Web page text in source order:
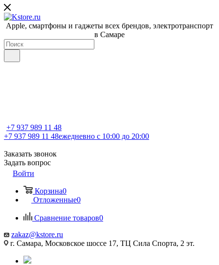
Apple, cмартфоны и гаджеты всех брендов, электротранспорт
в Самаре
+7 937 989 11 48
+7 937 989 11 48ежедневно с 10:00 до 20:00
Заказать звонок
Задать вопрос
Войти
Корзина0
Отложенные0
Сравнение товаров0
zakaz@kstore.ru
г. Самара, Московское шоссе 17, ТЦ Сила Спорта, 2 эт.